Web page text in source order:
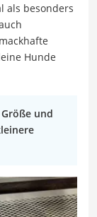
als besonders
Hunde
und